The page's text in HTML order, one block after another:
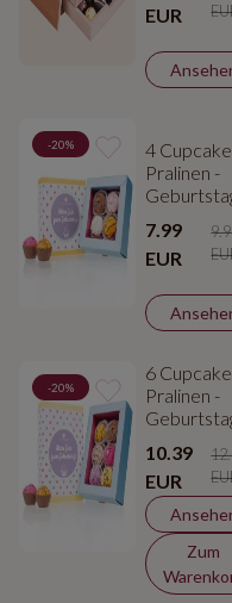
EUR
-20%
4
Pralinen -
7.99
EUR
-20%
6
Pralinen -
10.39
EUR
Zum